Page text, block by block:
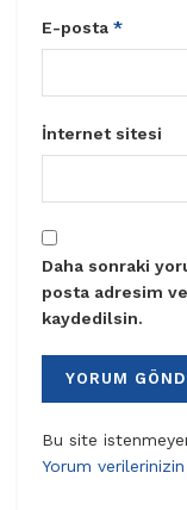
E-posta *
İnternet sitesi
Daha sonraki
posta adresim
kaydedilsin.
Bu site
Yorum